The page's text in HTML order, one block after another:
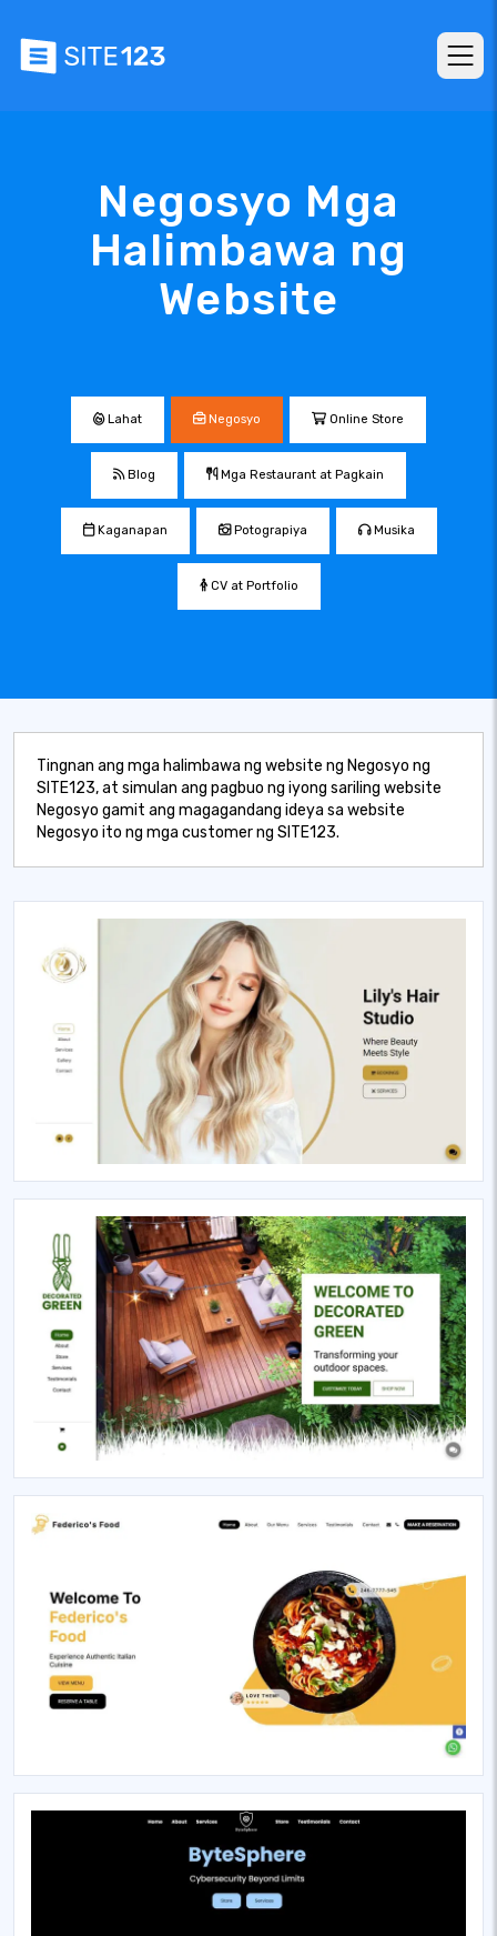
Negosyo Mga
Halimbawa ng
Website
Lahat Negosyo Online Store
Blog Mga Restaurant at Pagkain
Kaganapan Potograpiya Musika
CV at Portfolio
Tingnan ang mga halimbawa ng website ng Negosyo ng
SITE123, at simulan ang pagbuo ng iyong sariling website
Negosyo gamit ang magagandang ideya sa website
Negosyo ito ng mga customer ng SITE123.